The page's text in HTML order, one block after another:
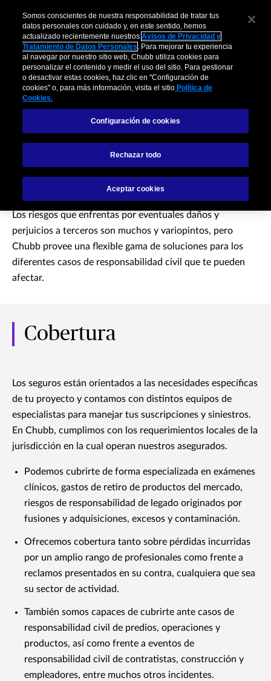
Responsabilidad civil
para empresas
Los riesgos que enfrentas por eventuales daños y
perjuicios a terceros son muchos y variopintos, pero
Chubb provee una flexible gama de soluciones para los
diferentes casos de responsabilidad civil que te pueden
afectar.
Cobertura
Los seguros están orientados a las necesidades específicas
de tu proyecto y contamos con distintos equipos de
especialistas para manejar tus suscripciones y siniestros.
En Chubb, cumplimos con los requerimientos locales de la
jurisdicción en la cual operan nuestros asegurados.
Podemos cubrirte de forma especializada en exámenes
clínicos, gastos de retiro de productos del mercado,
riesgos de responsabilidad de legado originados por
fusiones y adquisiciones, excesos y contaminación.
Ofrecemos cobertura tanto sobre pérdidas incurridas
por un amplio rango de profesionales como frente a
reclamos presentados en su contra, cualquiera que sea
su sector de actividad.
También somos capaces de cubrirte ante casos de
responsabilidad civil de predios, operaciones y
productos, así como frente a eventos de
responsabilidad civil de contratistas, construcción y
empleadores, entre muchos otros incidentes.
Somos conscientes de nuestra responsabilidad de tratar tus
datos personales con cuidado y, en este sentido, hemos
actualizado recientemente nuestrosAvisos de Privacidad y
Tratamiento de Datos Personales. Para mejorar tu experiencia
al navegar por nuestro sitio web, Chubb utiliza cookies para
personalizar el contenido y medir el uso del sitio. Para gestionar
o desactivar estas cookies, haz clic en "Configuración de
cookies" o, para más información, visita el sitio Política de
Cookies.
Configuración de cookies
Rechazar todo
Aceptar cookies